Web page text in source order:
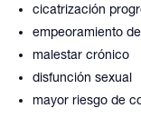
cicatrización
empeoramiento
malestar crónico
disfunción sexual
mayor riesgo de